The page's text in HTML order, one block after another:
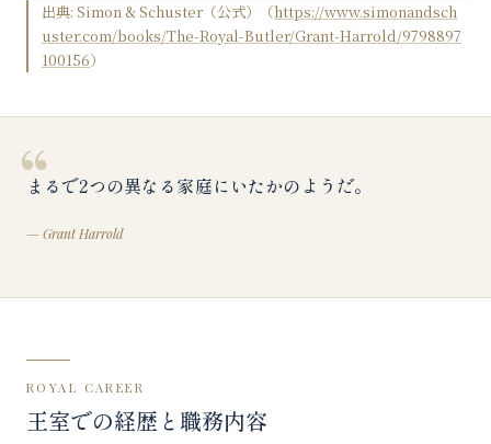
出典: Simon & Schuster（公式） （https://www.simonandsch
uster.com/books/The-Royal-Butler/Grant-Harrold/9798897
100156）
“
まるで2つの異なる家庭にいたかのようだ。
— Grant Harrold
ROYAL CAREER
王室での経歴と職務内容